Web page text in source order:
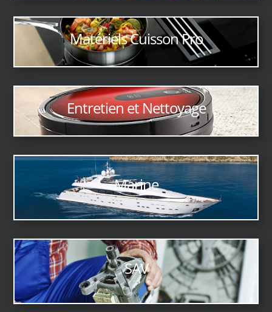
Matériels Cuisson Pro
Entretien et Nettoyage
Marine
SAV